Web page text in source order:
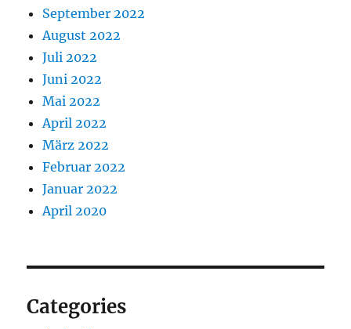
September 2022
August 2022
Juli 2022
Juni 2022
Mai 2022
April 2022
März 2022
Februar 2022
Januar 2022
April 2020
Categories